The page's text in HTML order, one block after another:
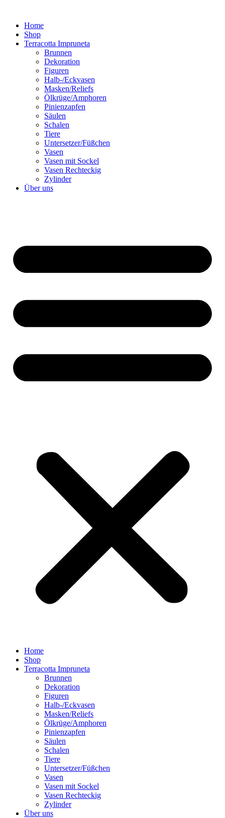
springenHome
Shop
Terracotta Impruneta
Brunnen
Dekoration
Figuren
Halb-/Eckvasen
Masken/Reliefs
Ölkrüge/Amphoren
Pinienzapfen
Säulen
Schalen
Tiere
Untersetzer/Füßchen
Vasen
Vasen mit Sockel
Vasen Rechteckig
Zylinder
Über uns
Home
Shop
Terracotta Impruneta
Brunnen
Dekoration
Figuren
Halb-/Eckvasen
Masken/Reliefs
Ölkrüge/Amphoren
Pinienzapfen
Säulen
Schalen
Tiere
Untersetzer/Füßchen
Vasen
Vasen mit Sockel
Vasen Rechteckig
Zylinder
Über uns